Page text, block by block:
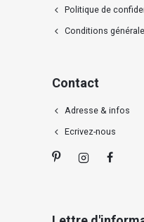
Politique de
Conditions
Contact
Adresse & infos
Ecrivez-nous